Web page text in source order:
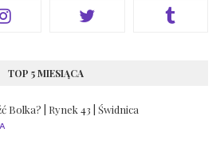
TOP 5 MIESIĄCA
Bolka? | Rynek 43 | Świdnica